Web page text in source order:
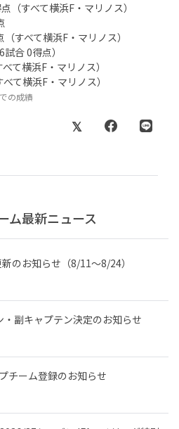
（すべて横浜F・マリノス）
すべて横浜F・マリノス）
合 0得点）
て横浜F・マリノス）
て横浜F・マリノス）
の成績
ム最新ニュース
のお知らせ（8/11～8/24）
副キャプテン決定のお知らせ
チーム登録のお知らせ